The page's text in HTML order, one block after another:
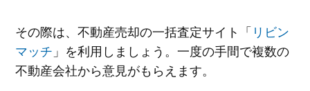
その際は、不動産売却の一括査定サイト「リビン
マッチ 」を利用しましょう。一度の手間で複数の
不動産会社から意見がもらえます。